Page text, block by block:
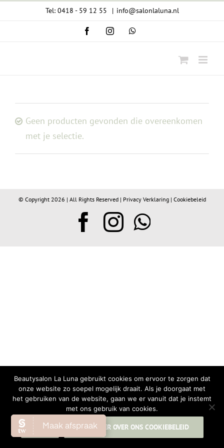
Tel: 0418 - 59 12 55 | info@salonlaluna.nl
FacebookInstagramWhatsApp
Geen producten gevonden die overeenkomen
met je selectie.
© Copyright 2026 | All Rights Reserved | Privacy Verklaring| Cookiebeleid
Facebook
Instagram
Beautysalon La Luna gebruikt cookies om ervoor te zorgen dat
onze website zo soepel mogelijk draait. Als je doorgaat met
het gebruiken van de website, gaan we er vanuit dat je instemt
met ons gebruik van cookies.
OK LEES MEER OVER ONS COOKIEBELEID